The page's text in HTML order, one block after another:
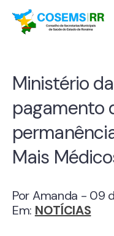
Ministério
pagamento
Mais
Por Amanda - 09
Em: NOTÍCIAS